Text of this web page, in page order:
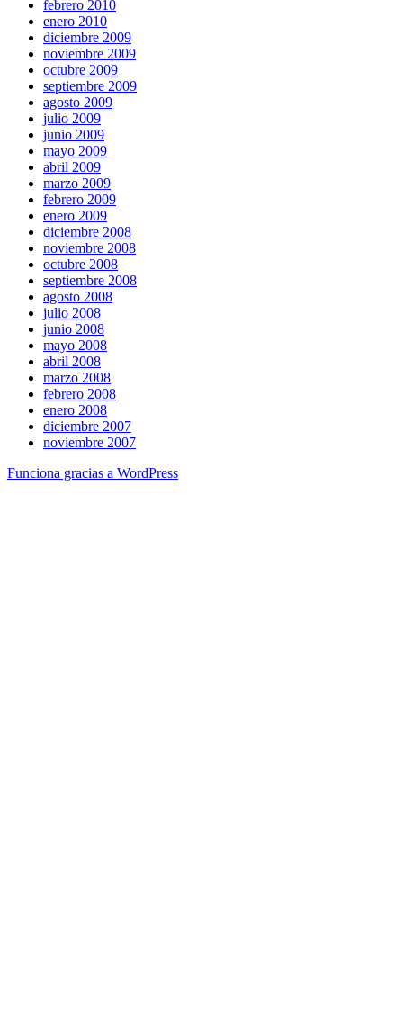
febrero 2010
enero 2010
diciembre 2009
noviembre 2009
octubre 2009
septiembre 2009
agosto 2009
julio 2009
junio 2009
mayo 2009
abril 2009
marzo 2009
febrero 2009
enero 2009
diciembre 2008
noviembre 2008
octubre 2008
septiembre 2008
agosto 2008
julio 2008
junio 2008
mayo 2008
abril 2008
marzo 2008
febrero 2008
enero 2008
diciembre 2007
noviembre 2007
Funciona gracias a WordPress